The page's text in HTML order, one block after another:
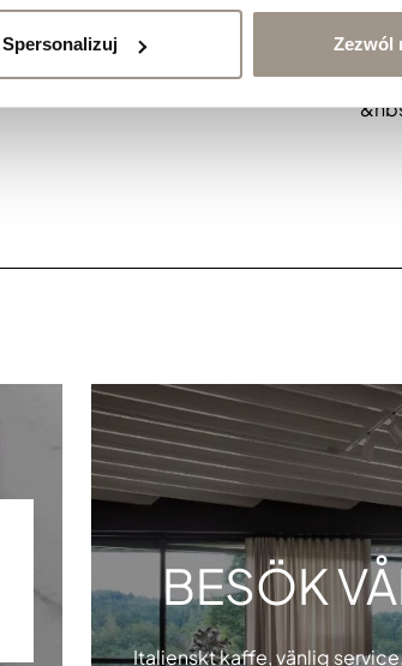
Spersonalizuj Zezwól
do kuchni w stylu modern
BESÖK
Italienskt kaffe, vänlig